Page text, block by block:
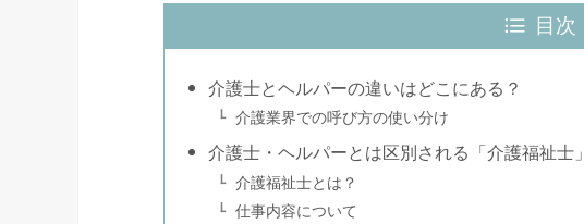
目次
介護士とヘルパーの違いはどこにある？
介護業界での呼び方の使い分け
介護士・ヘルパーとは区別される「介護福祉士」
介護福祉士とは？
仕事内容について